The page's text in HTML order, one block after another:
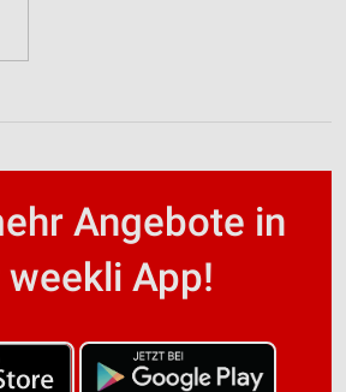
Angebote in
weekli App!